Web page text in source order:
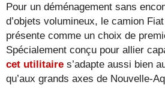
Pour un déménagement sans
d’objets volumineux, le camion
présente comme un choix de
Spécialement conçu pour allier
cet utilitaire s’adapte aussi bien
qu’aux grands axes de Nouvelle-